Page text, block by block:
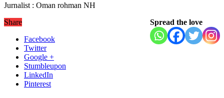
Jurnalist : Oman rohman NH
Spread the love
Share
Facebook
Twitter
Google +
Stumbleupon
LinkedIn
Pinterest